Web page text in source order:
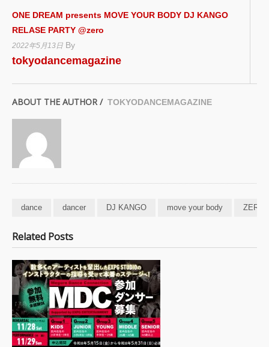
ONE DREAM presents MOVE YOUR BODY DJ KANGO
RELASE PARTY @zero
2022年5月13日 By
tokyodancemagazine
ABOUT THE AUTHOR / TOKYODANCEMAGAZINE
dance dancer DJ KANGO move your body ZERO
Related Posts